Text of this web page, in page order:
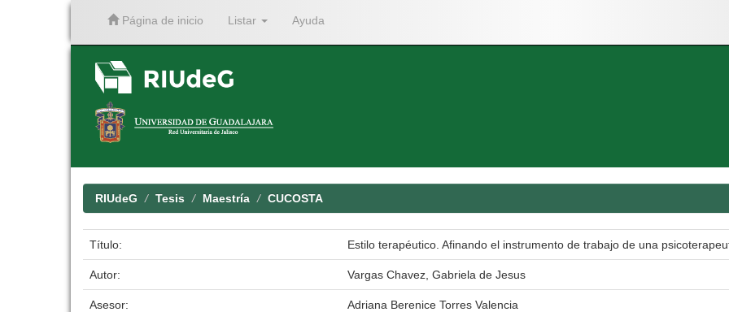
Página de inicio Listar Ayuda
RIUdeG Tesis Maestría CUCOSTA
Título: Estilo terapéutico. Afinando el instrumento de trabajo de una
Autor: Vargas Chavez, Gabriela de Jesus
Asesor: Adriana Berenice Torres Valencia